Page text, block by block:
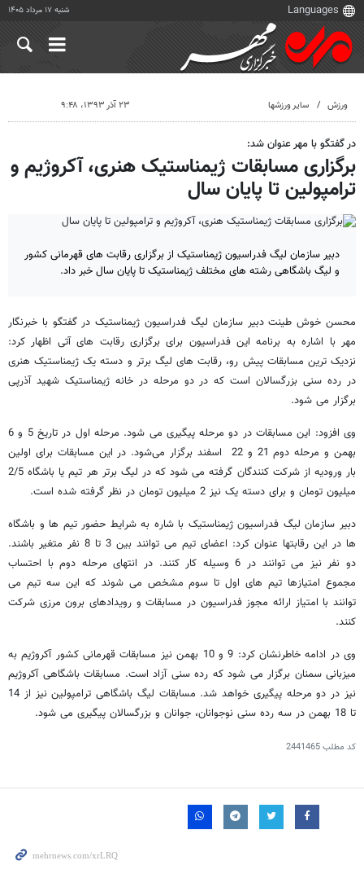
شنبه ۱۷ مرداد ۱۴۰۵
ورزش سایر ورزشها ۲۳ آذر ۱۳۹۳، ۹:۴۸
در گفتگو با مهر عنوان شد:
برگزاری مسابقات ژیمناستیک هنری، آکروژیم و
ترامپولین تا پایان سال
دبیر سازمان لیگ فدراسیون ژیمناستیک از برگزاری رقابت های قهرمانی کشور
و لیگ باشگاهی رشته های مختلف ژیمناستیک تا پایان سال خبر داد.
محسن خوش طینت دبیر سازمان لیگ فدراسیون ژیمناستیک در گفتگو با خبرنگار
مهر با اشاره به برنامه این فدراسیون برای برگزاری رقابت های آتی اظهار کرد:
نزدیک ترین مسابقات پیش رو، رقابت های لیگ برتر و دسته یک ژیمناستیک هنری
در رده سنی بزرگسالان است که در دو مرحله در خانه ژیمناستیک شهید آذرپی
برگزار می شود.
وی افزود: این مسابقات در دو مرحله پیگیری می شود. مرحله اول در تاریخ 5 و 6
بهمن و مرحله دوم 21 و 22 اسفند برگزار می‌شود. در این مسابقات برای اولین
بار ورودیه از شرکت کنندگان گرفته می شود که در لیگ برتر هر تیم یا باشگاه 2/5
میلیون تومان و برای دسته یک نیز 2 میلیون تومان در نظر گرفته شده است.
دبیر سازمان لیگ فدراسیون ژیمناستیک با شاره به شرایط حضور تیم ها و باشگاه
ها در این رقابتها عنوان کرد: اعضای تیم می توانند بین 3 تا 8 نفر متغیر باشند.
دو نفر نیز می توانند در 6 وسیله کار کنند. در انتهای مرحله دوم با احتساب
مجموع امتیازها تیم های اول تا سوم مشخص می شوند که این سه تیم می
توانند با امتیاز ارائه مجوز فدراسیون در مسابقات و رویدادهای برون مرزی شرکت
کنند.
وی در ادامه خاطرنشان کرد: 9 و 10 بهمن نیز مسابقات قهرمانی کشور آکروژیم به
میزبانی سمنان برگزار می شود که رده سنی آزاد است. مسابقات باشگاهی آکروژیم
نیز در دو مرحله پیگیری خواهد شد. مسابقات لیگ باشگاهی ترامپولین نیز از 14
تا 18 بهمن در سه رده سنی نوجوانان، جوانان و بزرگسالان پیگیری می شود.
کد مطلب2441465